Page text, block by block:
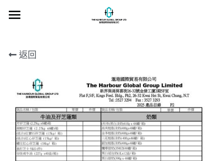
產品目錄
關於我們
糧油知識
送貨區域
返回
商品分類
所有商品分類
部落格分類
最新消息
專業知識
企業社會責任
客戶故事